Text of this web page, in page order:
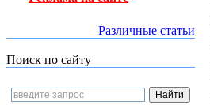
Различные статьи
Поиск по сайту